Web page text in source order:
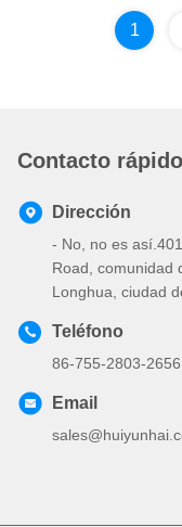
1
Contacto rápido
Dirección
- No, no es
Road, comunidad
Longhua, ciudad
Teléfono
86-755-2803-2656
Email